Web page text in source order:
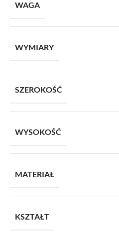
WAGA
WYMIARY
SZEROKOŚĆ
WYSOKOŚĆ
MATERIAŁ
KSZTAŁT